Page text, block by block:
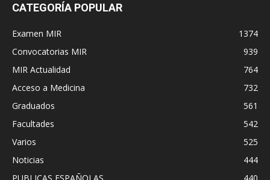
CATEGORÍA POPULAR
Examen MIR
1374
Convocatorias MIR
939
MIR Actualidad
764
Acceso a Medicina
732
Graduados
561
Facultades
542
Varios
525
Noticias
444